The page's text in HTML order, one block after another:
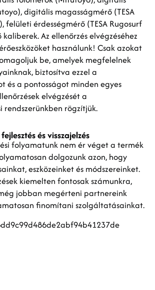
digitális magasságmérő (TESA
felületi érdességmérő (TESA Rugosurf
kaliberek. Az ellenőrzés elvégzéséhez
használunk! Csak azokat
be, amelyek megfelelnek
biztosítva ezzel a
és a pontosságot minden egyes
elvégzését a
rögzítjük.
és visszajelzés
folyamatunk nem ér véget a termék
dolgozunk azon, hogy
eszközeinket és módszereinket.
kiemelten fontosak számunkra,
jobban megérteni partnereink
finomítani szolgáltatásainkat.